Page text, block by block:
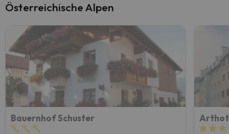
Österreichische Alpen
Bauernhof Schuster